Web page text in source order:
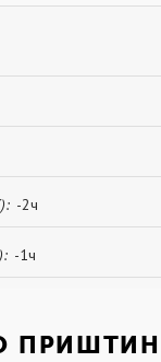
–
вблизи
на лыжах
это
-2ч
-1ч